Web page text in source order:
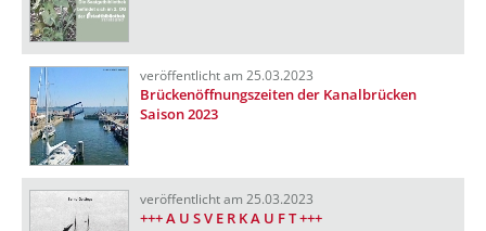
veröffentlicht am 25.03.2023
Brückenöffnungszeiten der Kanalbrücken
Saison 2023
veröffentlicht am 25.03.2023
+++ A U S V E R K A U F T +++